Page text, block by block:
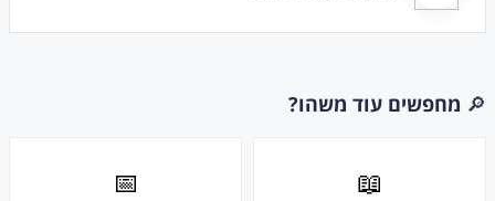
🔎 מחפשים עוד משהו?
📖
📅